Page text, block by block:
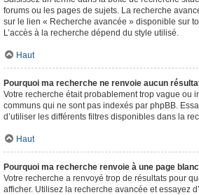
forums ou les pages de sujets. La recherche
sur le lien « Recherche avancée » disponible sur
L’accès à la recherche dépend du style utilisé.
Haut
Pourquoi ma recherche ne renvoie aucun
Votre recherche était probablement trop vague ou
communs qui ne sont pas indexés par phpBB.
d’utiliser les différents filtres disponibles dans la
Haut
Pourquoi ma recherche renvoie à une page
Votre recherche a renvoyé trop de résultats pour
afficher. Utilisez la recherche avancée et essayez